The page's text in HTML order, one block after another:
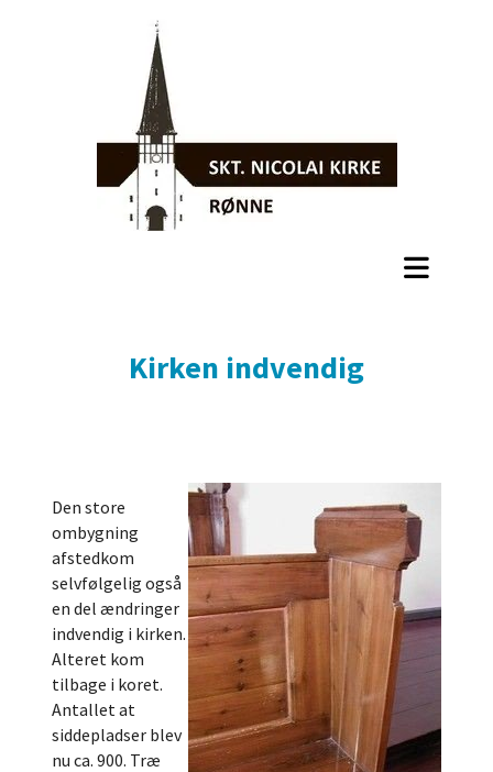
Kirken indvendig
Den store
ombygning
afstedkom
selvfølgelig også
en del ændringer
indvendig i kirken.
Alteret kom
tilbage i koret.
Antallet at
siddepladser blev
nu ca. 900. Træ